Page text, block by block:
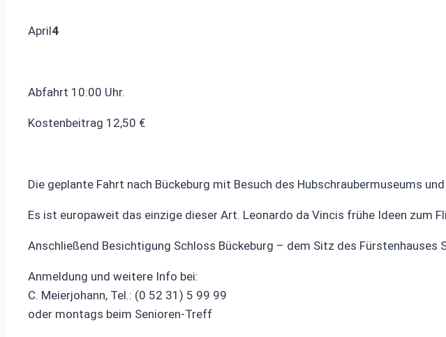
April4
Abfahrt 10:00 Uhr.
Kostenbeitrag 12,50 €
Die geplante Fahrt nach Bückeburg mit Besuch des Hubschraubermuseums
Es ist europaweit das einzige dieser Art. Leonardo da Vincis frühe Ideen zum
Anschließend Besichtigung Schloss Bückeburg – dem Sitz des Fürstenhauses
Anmeldung und weitere Info bei:
C. Meierjohann, Tel.: (0 52 31) 5 99 99
oder montags beim Senioren-Treff